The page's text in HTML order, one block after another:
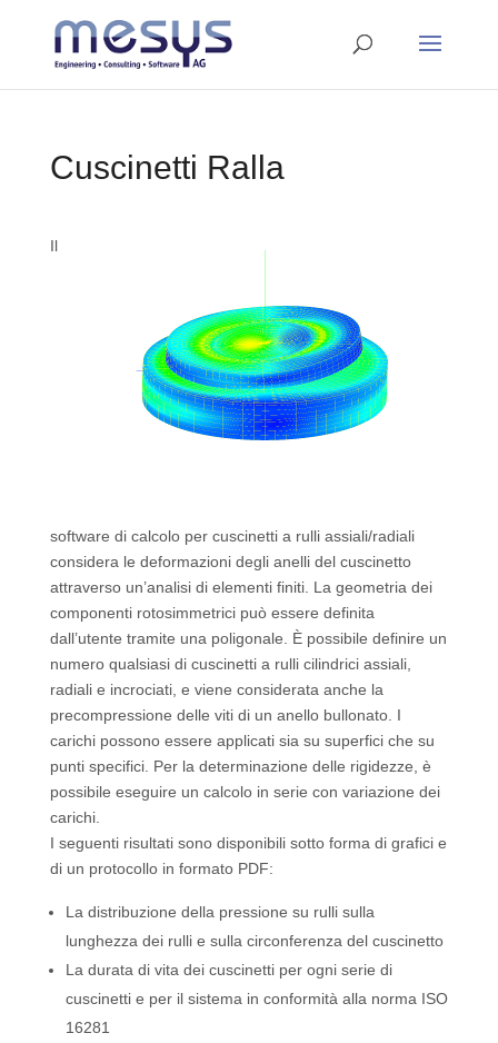
Cuscinetti Ralla
Il
software di calcolo per cuscinetti a rulli assiali/radiali
considera le deformazioni degli anelli del cuscinetto
attraverso un’analisi di elementi finiti. La geometria dei
componenti rotosimmetrici può essere definita
dall’utente tramite una poligonale. È possibile definire un
numero qualsiasi di cuscinetti a rulli cilindrici assiali,
radiali e incrociati, e viene considerata anche la
precompressione delle viti di un anello bullonato. I
carichi possono essere applicati sia su superfici che su
punti specifici. Per la determinazione delle rigidezze, è
possibile eseguire un calcolo in serie con variazione dei
carichi.
I seguenti risultati sono disponibili sotto forma di grafici e
di un protocollo in formato PDF:
La distribuzione della pressione su rulli sulla
lunghezza dei rulli e sulla circonferenza del cuscinetto
La durata di vita dei cuscinetti per ogni serie di
cuscinetti e per il sistema in conformità alla norma ISO
16281